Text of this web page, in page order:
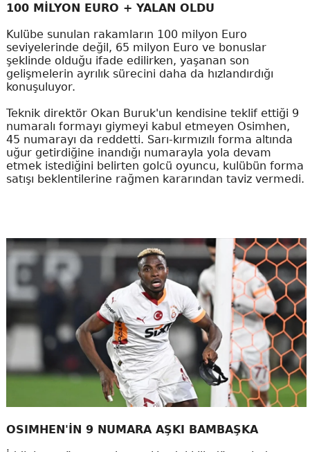
100 MİLYON EURO + YALAN OLDU
Kulübe sunulan rakamların 100 milyon Euro
seviyelerinde değil, 65 milyon Euro ve bonuslar
şeklinde olduğu ifade edilirken, yaşanan son
gelişmelerin ayrılık sürecini daha da hızlandırdığı
konuşuluyor.
Teknik direktör Okan Buruk'un kendisine teklif ettiği 9
numaralı formayı giymeyi kabul etmeyen Osimhen,
45 numarayı da reddetti. Sarı-kırmızılı forma altında
uğur getirdiğine inandığı numarayla yola devam
etmek istediğini belirten golcü oyuncu, kulübün forma
satışı beklentilerine rağmen kararından taviz vermedi.
OSIMHEN'İN 9 NUMARA AŞKI BAMBAŞKA